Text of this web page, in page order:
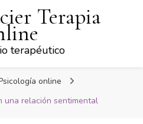
Terapia
terapéutico
online
una relación sentimental